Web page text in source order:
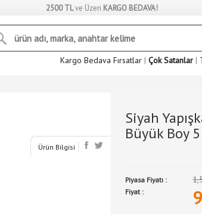
2500 TLve Üzeri KARGO BEDAVA!
Kargo Bedava Fırsatlar | Çok Satanlar |
Ürün Bilgisi
Siyah
Büyük Boy
Piyasa Fiyatı :
Fiyat :